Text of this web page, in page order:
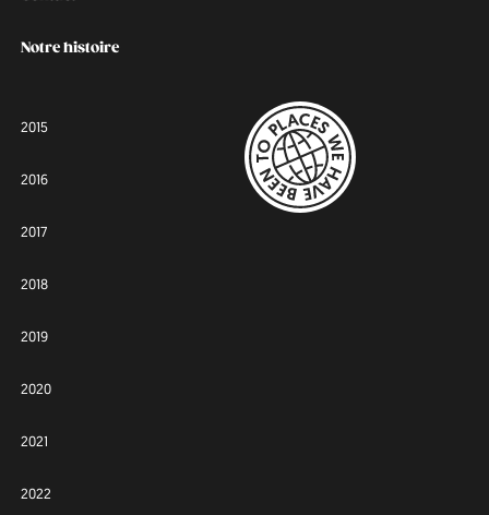
Notre histoire
2015
2016
2017
2018
2019
2020
2021
2022